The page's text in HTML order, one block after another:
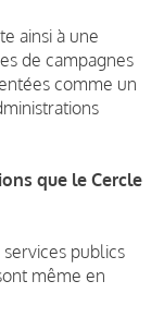
ainsi à une
de campagnes
comme un
que le Cercle
publics
même en